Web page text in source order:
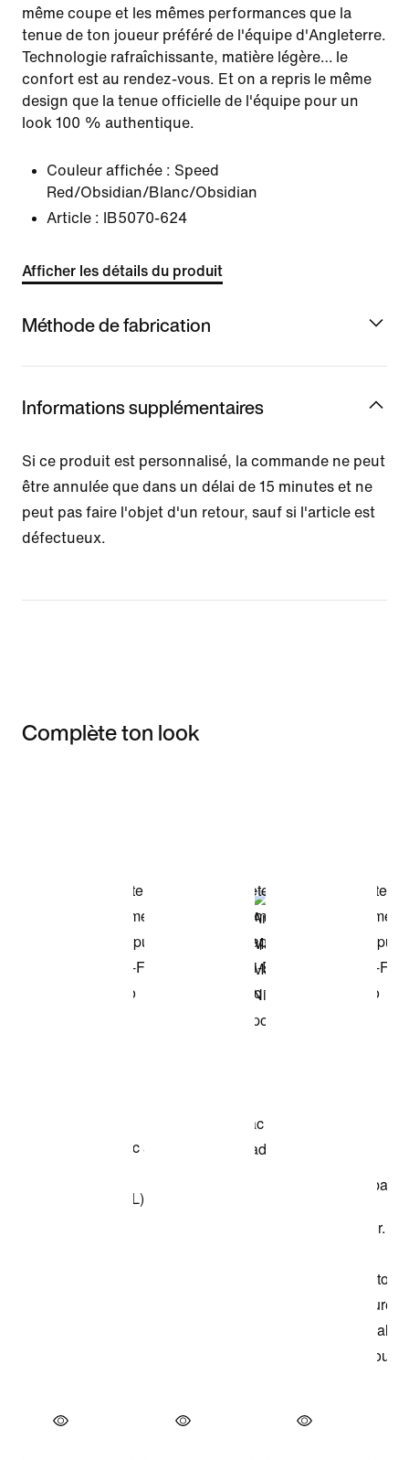
même coupe et les mêmes performances que la
tenue de ton joueur préféré de l'équipe d'Angleterre.
Technologie rafraîchissante, matière légère… le
confort est au rendez-vous. Et on a repris le même
design que la tenue officielle de l'équipe pour un
look 100 % authentique.
Couleur affichée : Speed
Red/Obsidian/Blanc/Obsidian
Article :
IB5070-624
Afficher les détails du produit
Méthode de fabrication
Informations supplémentaires
Si ce produit est personnalisé, la commande ne peut
être annulée que dans un délai de 15 minutes et ne
peut pas faire l'objet d'un retour, sauf si l'article est
défectueux.
Complète ton look